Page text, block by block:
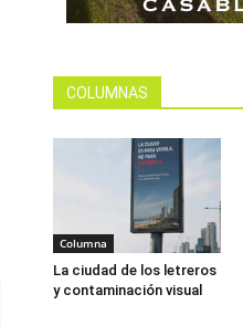
COLUMNAS
Columna
La ciudad de los letreros
y contaminación visual